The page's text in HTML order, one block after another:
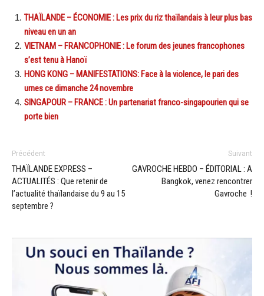
THAÏLANDE – ÉCONOMIE : Les prix du riz thaïlandais à leur plus bas
niveau en un an
VIETNAM – FRANCOPHONIE : Le forum des jeunes francophones
s’est tenu à Hanoï
HONG KONG – MANIFESTATIONS: Face à la violence, le pari des
urnes ce dimanche 24 novembre
SINGAPOUR – FRANCE : Un partenariat franco-singapourien qui se
porte bien
Précédent
THAÏLANDE EXPRESS –
ACTUALITÉS : Que retenir de
l’actualité thaïlandaise du 9 au 15
septembre ?
Suivant
GAVROCHE HEBDO – ÉDITORIAL : A
Bangkok, venez rencontrer
Gavroche !